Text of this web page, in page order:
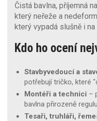
Čistá bavlna, příjemná
který neřeže a
který vypadá slušně i na
Kdo ho ocení
Stavbyvedoucí a
potřebují tričko, které
Montéři a technici –
bavlna přirozeně
Tesaři, truhláři,